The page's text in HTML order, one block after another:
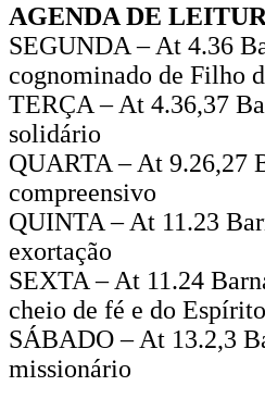
AGENDA DE
SEGUNDA – At 4.36
cognominado de Filho
TERÇA – At 4.36,37
solidário
QUARTA – At 9.26,27
compreensivo
QUINTA – At 11.23
exortação
SEXTA – At 11.24
cheio de fé e do
SÁBADO – At 13.2,3
missionário